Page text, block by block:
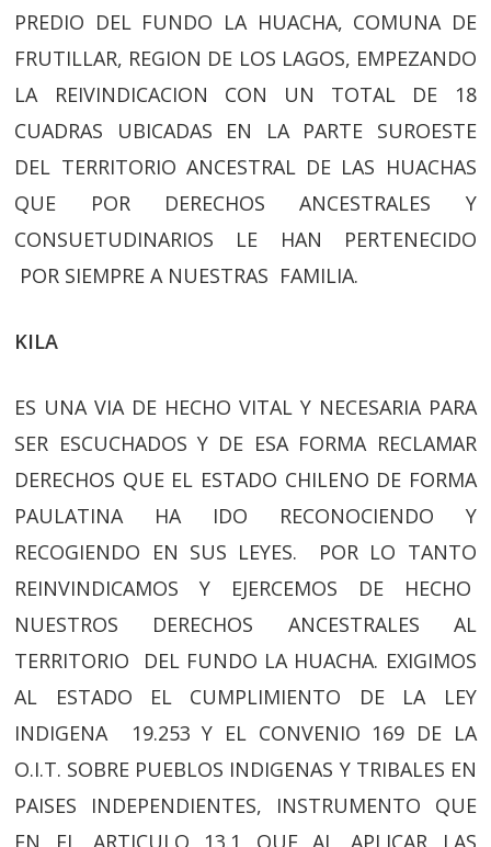
PREDIO DEL FUNDO LA HUACHA, COMUNA DE
FRUTILLAR, REGION DE LOS LAGOS, EMPEZANDO
LA REIVINDICACION CON UN TOTAL DE 18
CUADRAS UBICADAS EN LA PARTE SUROESTE
DEL TERRITORIO ANCESTRAL DE LAS HUACHAS
QUE POR DERECHOS ANCESTRALES Y
CONSUETUDINARIOS LE HAN PERTENECIDO
POR SIEMPRE A NUESTRAS FAMILIA.
KILA
ES UNA VIA DE HECHO VITAL Y NECESARIA PARA
SER ESCUCHADOS Y DE ESA FORMA RECLAMAR
DERECHOS QUE EL ESTADO CHILENO DE FORMA
PAULATINA HA IDO RECONOCIENDO Y
RECOGIENDO EN SUS LEYES. POR LO TANTO
REINVINDICAMOS Y EJERCEMOS DE HECHO
NUESTROS DERECHOS ANCESTRALES AL
TERRITORIO DEL FUNDO LA HUACHA. EXIGIMOS
AL ESTADO EL CUMPLIMIENTO DE LA LEY
INDIGENA 19.253 Y EL CONVENIO 169 DE LA
O.I.T. SOBRE PUEBLOS INDIGENAS Y TRIBALES EN
PAISES INDEPENDIENTES, INSTRUMENTO QUE
EN EL ARTICULO 13.1 QUE AL APLICAR LAS